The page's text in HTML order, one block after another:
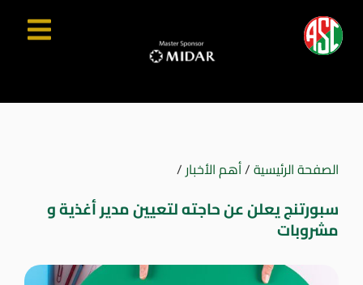
الصفحة الرئيسية/أهم الأخبار/
سبورتنج يعلن عن حاجته لتعيين مدير أغذية و
مشروبات